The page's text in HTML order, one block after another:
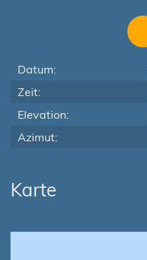
Datum:
Zeit:
Elevation:
Azimut:
Karte